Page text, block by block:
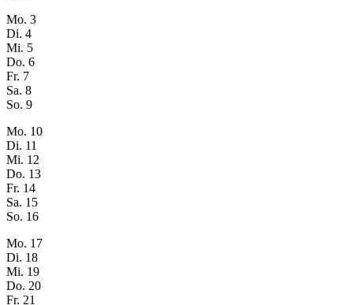
Mo. 3
Di. 4
Mi. 5
Do. 6
Fr. 7
Sa. 8
So. 9
Mo. 10
Di. 11
Mi. 12
Do. 13
Fr. 14
Sa. 15
So. 16
Mo. 17
Di. 18
Mi. 19
Do. 20
Fr. 21